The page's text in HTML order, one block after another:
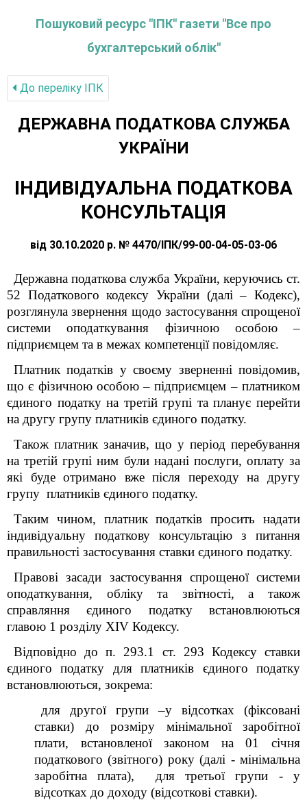
Пошуковий ресурс "ІПК" газети "Все про
бухгалтерський облік"
До переліку IПК
ДЕРЖАВНА ПОДАТКОВА СЛУЖБА
УКРАЇНИ
ІНДИВІДУАЛЬНА ПОДАТКОВА
КОНСУЛЬТАЦІЯ
від 30.10.2020 р. № 4470/ІПК/99-00-04-05-03-06
Державна податкова служба України, керуючись ст.
52 Податкового кодексу України (далі – Кодекс),
розглянула звернення щодо застосування спрощеної
системи оподаткування фізичною особою –
підприємцем та в межах компетенції повідомляє.
Платник податків у своєму зверненні повідомив,
що є фізичною особою – підприємцем – платником
єдиного податку на третій групі та планує перейти
на другу групу платників єдиного податку.
Також платник заначив, що у період перебування
на третій групі ним були надані послуги, оплату за
які буде отримано вже після переходу на другу
групу платників єдиного податку.
Таким чином, платник податків просить надати
індивідуальну податкову консультацію з питання
правильності застосування ставки єдиного податку.
Правові засади застосування спрощеної системи
оподаткування, обліку та звітності, а також
справляння єдиного податку встановлюються
главою 1 розділу XIV Кодексу.
Відповідно до п. 293.1 ст. 293 Кодексу ставки
єдиного податку для платників єдиного податку
встановлюються, зокрема:
для другої групи –у відсотках (фіксовані
ставки) до розміру мінімальної заробітної
плати, встановленої законом на 01 січня
податкового (звітного) року (далі - мінімальна
заробітна плата), для третьої групи - у
відсотках до доходу (відсоткові ставки).